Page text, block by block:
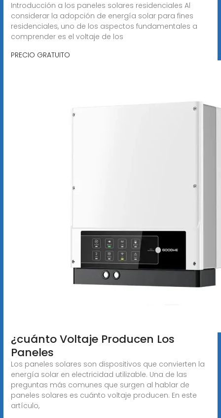
Introducción a los paneles solares residenciales Al
considerar la adopción de energía solar para fines
residenciales, uno de los aspectos fundamentales a
comprender es el voltaje de los
PRECIO GRATUITO
¿cuánto Voltaje Producen Los
Paneles
Los paneles solares son dispositivos que convierten la
energía solar en electricidad utilizable. Una de las
preguntas más comunes que surgen al hablar de
paneles solares es cuánto voltaje producen. En este
artículo,